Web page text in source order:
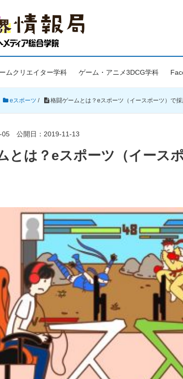
ムクリエイター学科 ゲーム・アニメ3DCG学科
eスポーツ / 格闘ゲームとは？eスポーツ（イースポーツ）で
05 公開日：2019-11-13
とは？eスポーツ（イース